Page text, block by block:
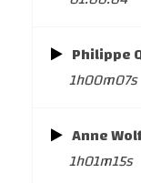
Philippe
1h00m07s
Anne
1h01m15s